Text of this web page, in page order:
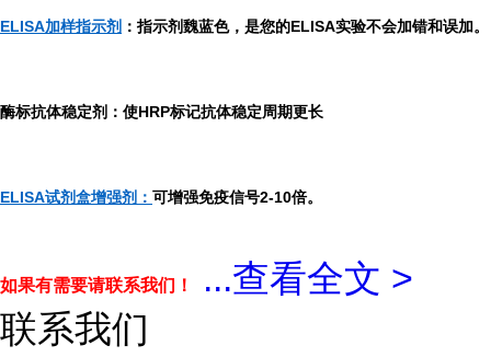
ELISA加样指示剂 ：指示剂魏蓝色，是您的ELISA实验不会加错和误加。
酶标抗体稳定剂：使HRP标记抗体稳定周期更长
ELISA试剂盒增强剂： 可增强免疫信号2-10倍。
如果有需要请联系我们！ ...查看全文 >
联系我们